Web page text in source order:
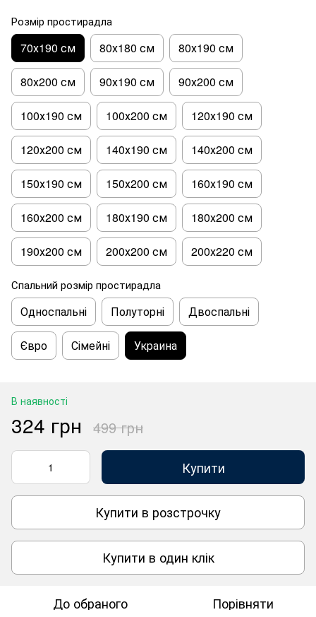
Розмір простирадла
70х190 см 80х180 см 80х190 см
80х200 см 90х190 см 90х200 см
100х190 см 100х200 см 120х190 см
120х200 см 140х190 см 140х200 см
150х190 см 150х200 см 160х190 см
160х200 см 180х190 см 180х200 см
190х200 см 200х200 см 200х220 см
Спальний розмір простирадла
Односпальні Полуторні Двоспальні
Євро Сімейні Украина
В наявності
324 грн 499 грн
Купити
Купити в розстрочку
Купити в один клік
До обраного Порівняти